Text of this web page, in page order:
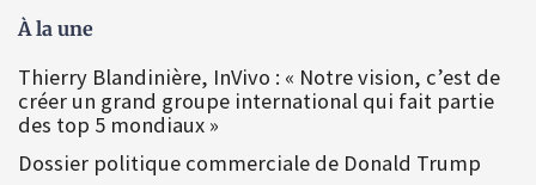
À la une
Thierry Blandinière, InVivo : « Notre vision, c’est de
créer un grand groupe international qui fait partie
des top 5 mondiaux »
Dossier politique commerciale de Donald Trump